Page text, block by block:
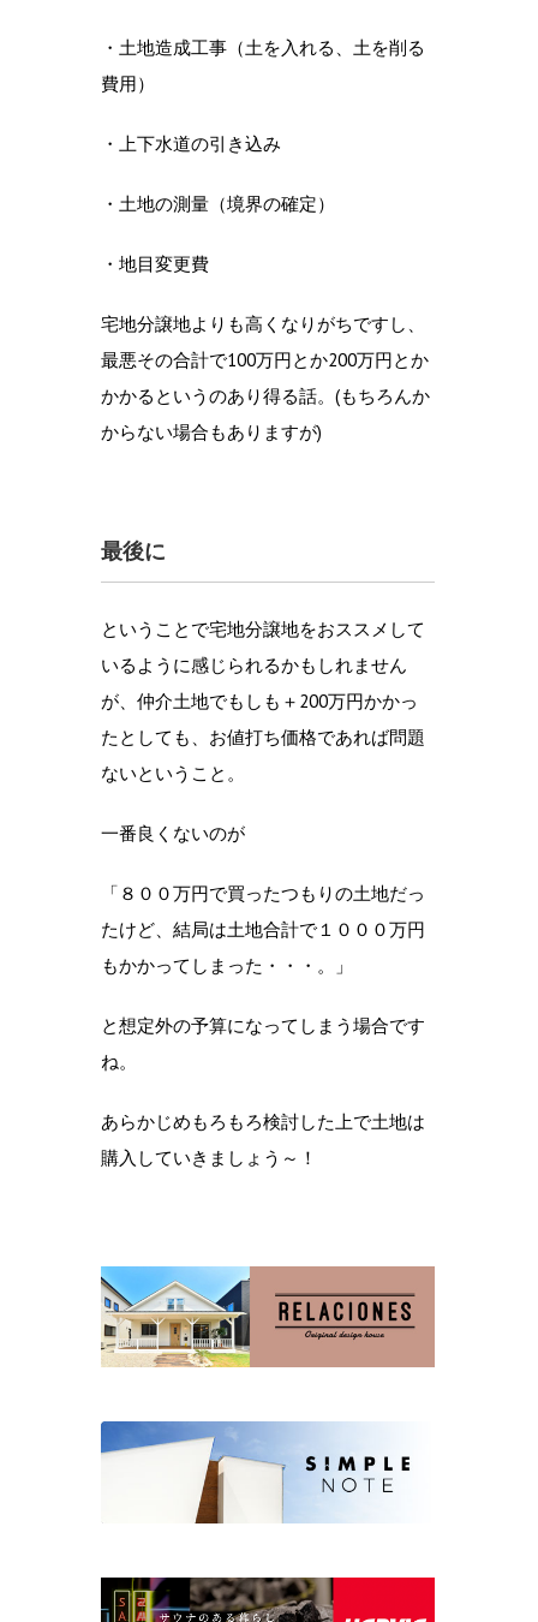
・土地造成工事（土を入れる、土を削る
費用）
・上下水道の引き込み
・土地の測量（境界の確定）
・地目変更費
宅地分譲地よりも高くなりがちですし、
最悪その合計で100万円とか200万円とか
かかるというのあり得る話。(もちろんか
からない場合もありますが)
最後に
ということで宅地分譲地をおススメして
いるように感じられるかもしれません
が、仲介土地でもしも＋200万円かかっ
たとしても、お値打ち価格であれば問題
ないということ。
一番良くないのが
「８００万円で買ったつもりの土地だっ
たけど、結局は土地合計で１０００万円
もかかってしまった・・・。」
と想定外の予算になってしまう場合です
ね。
あらかじめもろもろ検討した上で土地は
購入していきましょう～！